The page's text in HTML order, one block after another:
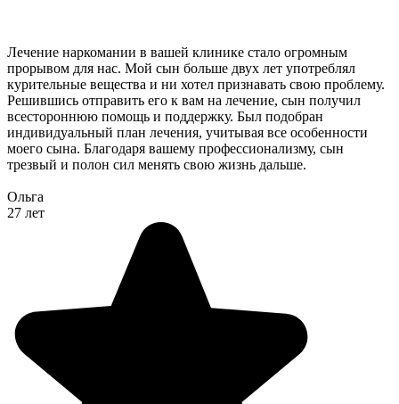
Лечение наркомании в вашей клинике стало огромным
прорывом для нас. Мой сын больше двух лет употреблял
курительные вещества и ни хотел признавать свою проблему.
Решившись отправить его к вам на лечение, сын получил
всестороннюю помощь и поддержку. Был подобран
индивидуальный план лечения, учитывая все особенности
моего сына. Благодаря вашему профессионализму, сын
трезвый и полон сил менять свою жизнь дальше.
Ольга
27 лет